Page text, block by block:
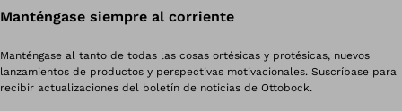
Manténgase siempre al corriente
Manténgase al tanto de todas las cosas ortésicas y protésicas, nuevos
lanzamientos de productos y perspectivas motivacionales. Suscríbase para
recibir actualizaciones del boletín de noticias de Ottobock.